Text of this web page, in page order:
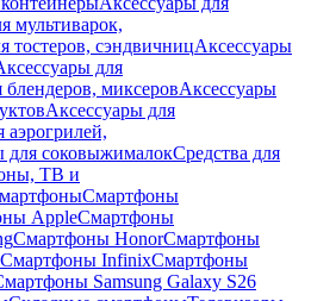
мультиварок,
тостеров, сэндвичницАксессуары
для
блендеров, миксеровАксессуары
Аксессуары для
аэрогрилей,
для соковыжималокСредства для
ТВ и
Смартфоны
AppleСмартфоны
Смартфоны HonorСмартфоны
Смартфоны InfinixСмартфоны
Samsung Galaxy S26